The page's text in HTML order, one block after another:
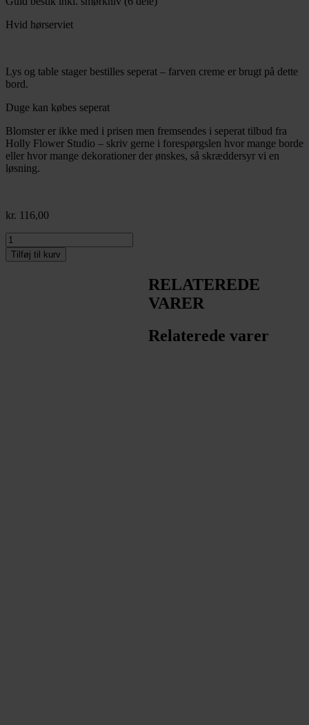
Hvid hørserviet
Lys og table stager bestilles seperat – farven creme er brugt på dette
bord.
Duge kan købes seperat
Blomster er ikke med i prisen men fremsendes i seperat tilbud fra
Holly Flower Studio – skriv gerne i forespørgslen hvor mange borde
eller hvor mange dekorationer der ønskes, så skræddersyr vi en
løsning.
kr. 116,00
Bryllupsbord
2025
-
Tilføj til kurv
RELATEREDE
VARER
Relaterede varer